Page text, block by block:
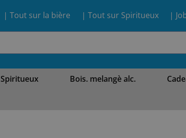
| Tout sur la bière | Tout sur Spiritueux
|
Spiritueux Bois. melangè alc.